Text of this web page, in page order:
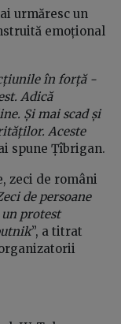
urmăresc un
emoțional
în forță -
Adică
Și mai scad și
Aceste
spune Țîbrigan.
zeci de români
de persoane
protest
”, a titrat